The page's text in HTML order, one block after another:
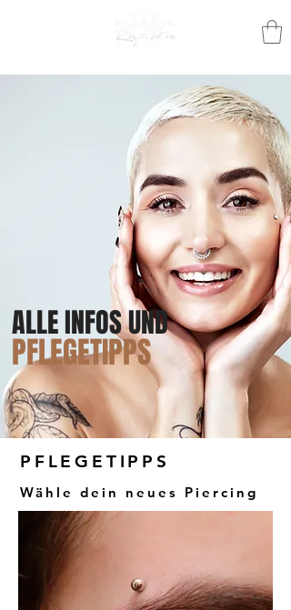
ALLE INFOS UND
PFLEGETIPPS
PFLEGETIPPS
Wähle dein neues Piercing